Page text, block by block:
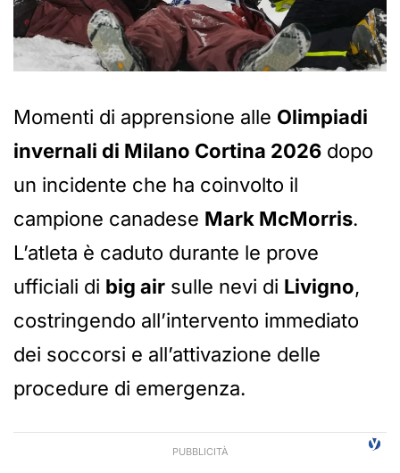
Momenti di apprensione alle Olimpiadi
invernali di Milano Cortina 2026 dopo
un incidente che ha coinvolto il
campione canadese Mark McMorris.
L’atleta è caduto durante le prove
ufficiali di big air sulle nevi di Livigno,
costringendo all’intervento immediato
dei soccorsi e all’attivazione delle
procedure di emergenza.